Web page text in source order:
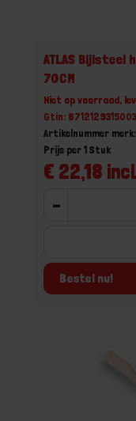
ATLAS Bijlsteel
70CM
Niet op voorraad,
Gtin:
Artikelnummer
€ 22,18
Prijs per 1 Stuk
-
Bestel nu!